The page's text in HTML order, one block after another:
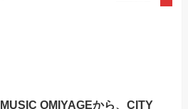
MUSIC OMIYAGEから、CITY